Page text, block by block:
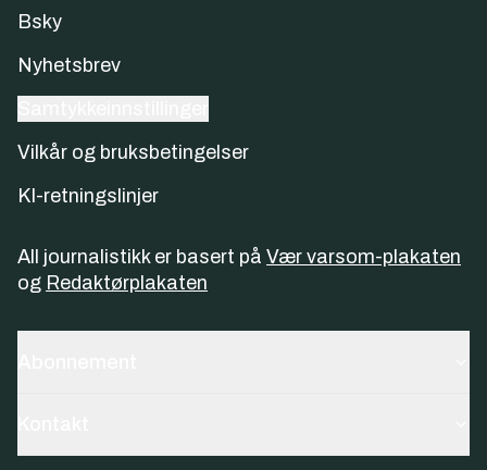
Bsky
Nyhetsbrev
Vilkår og bruksbetingelser
KI-retningslinjer
All journalistikk er basert på Vær varsom-plakaten
og Redaktørplakaten